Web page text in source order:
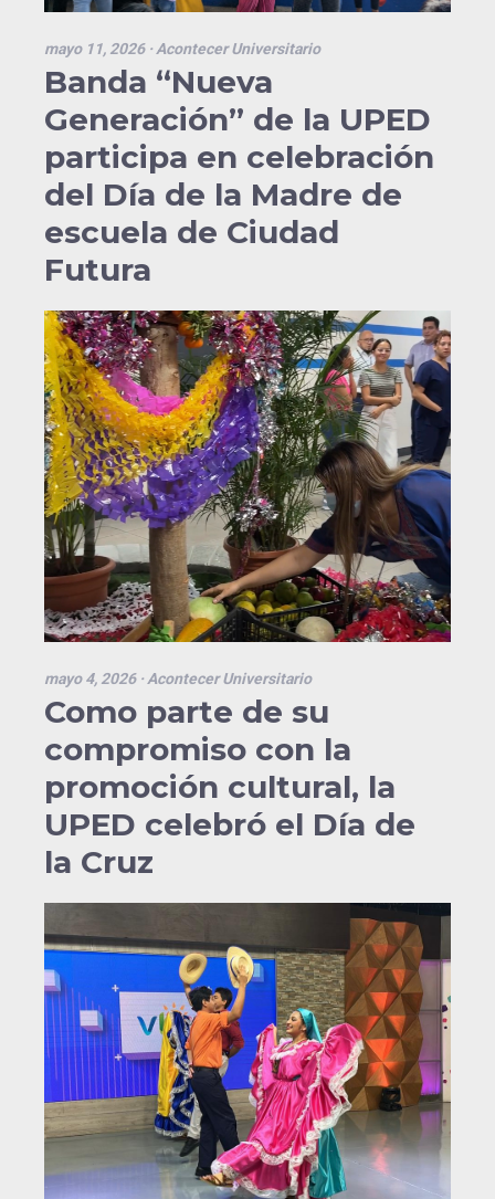
mayo 11, 2026· Acontecer Universitario
Banda “Nueva
Generación” de la UPED
participa en celebración
del Día de la Madre de
escuela de Ciudad
Futura
mayo 4, 2026· Acontecer Universitario
Como parte de su
compromiso con la
promoción cultural, la
UPED celebró el Día de
la Cruz